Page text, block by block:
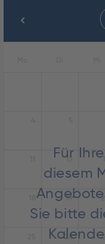
Für
diesem
Sie bitte
12
19
26